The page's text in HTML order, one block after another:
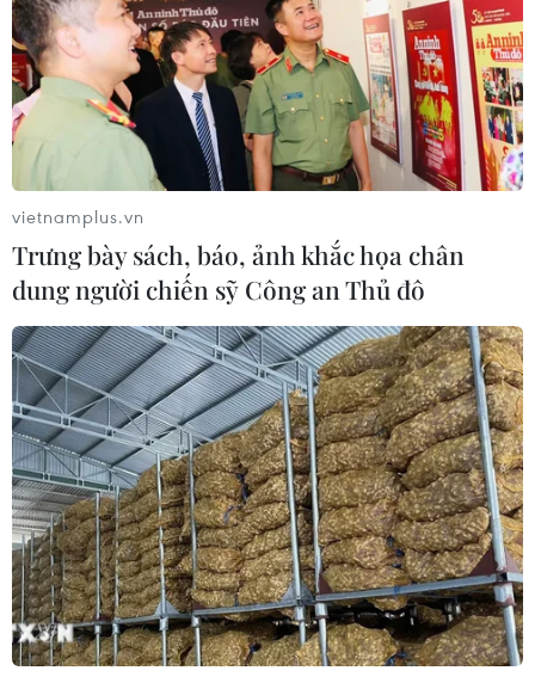
TIN CÙNG CHUYÊN MỤC
Dữ liệu việc làm Mỹ mở thêm dư địa
cho giá vàng trong tuần qua
vietnamplus.vn
Trưng bày sách, báo, ảnh khắc họa chân
dung người chiến sỹ Công an Thủ đô